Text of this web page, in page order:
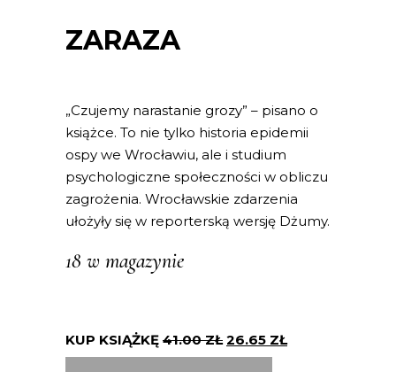
ZARAZA
„Czujemy narastanie grozy” – pisano o
książce. To nie tylko historia epidemii
ospy we Wrocławiu, ale i studium
psychologiczne społeczności w obliczu
zagrożenia. Wrocławskie zdarzenia
ułożyły się w reporterską wersję Dżumy.
18 w magazynie
KUP KSIĄŻKĘ 41.00ZŁ 26.65 ZŁ